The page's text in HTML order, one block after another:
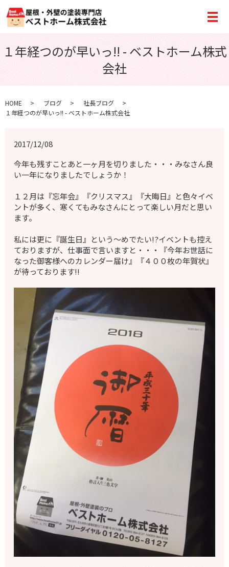
メ
１年経つのが早いっ!! - ベストホーム株式
会社
HOME ブログ
社長ブログ
１年経つのが早いっ!! - ベストホーム株式会社
2017/12/08
今年も残すことあと一ヶ月を切りました・・・みなさん良
い一年になりましたでしょうか！
１２月は『忘年会』『クリスマス』『大晦日』と色々イベ
ントが多く、寒くてもみなさんにとって楽しい月だと思い
ます。
私には更に『誕生日』という～めでたい!?イベントも控え
ておりますが、仕事面で言いますと・・・『今年お世話に
なった御客様へのカレンダー届け』『４００枚の年賀状』
が待っております!!